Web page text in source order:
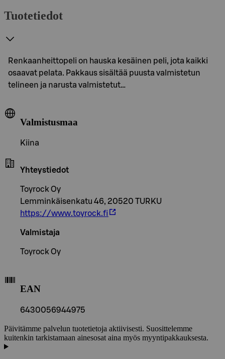
Tuotetiedot
Renkaanheittopeli on hauska kesäinen peli, jota kaikki
osaavat pelata. Pakkaus sisältää puusta valmistetun
telineen ja narusta valmistetut…
Valmistusmaa
Kiina
Yhteystiedot
Toyrock Oy
Lemminkäisenkatu 46, 20520 TURKU
https://www.toyrock.fi
Valmistaja
Toyrock Oy
EAN
6430056944975
Päivitämme palvelun tuotetietoja aktiivisesti. Suosittelemme
kuitenkin tarkistamaan ainesosat aina myös myyntipakkauksesta.